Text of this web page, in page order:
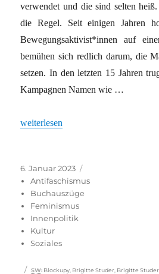
verwendet und die sind selten
die Regel. Seit einigen Jahren
Bewegungsaktivist*innen auf
bemühen sich redlich darum, die
setzen. In den letzten 15 Jahren
Kampagnen Namen wie …
„Der heiße Herbst und die
weiterlesen
Veröffentlicht
am
6. Januar 2023
Antifaschismus
Buchauszüge
Feminismus
Innenpolitik
Kultur
Soziales
Schlagwörter
SW: Blockupy Brigitte Studer Brigitte